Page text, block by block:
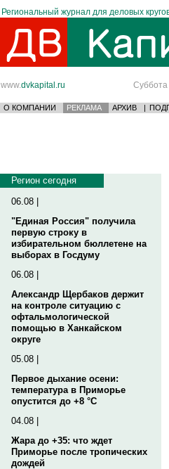
Региональный журнал для деловых
www.dvkapital.ru Суббота
О КОМПАНИИ РЕКЛАМА АРХИВ |
Регион сегодня
06.08 |
"Единая Россия" получила
первую строку в
избирательном бюллетене на
выборах в Госдуму
06.08 |
Александр Щербаков держит
на контроле ситуацию с
офтальмологической
помощью в Ханкайском
округе
05.08 |
Первое дыхание осени:
температура в Приморье
опустится до +8 °C
04.08 |
Жара до +35: что ждет
Приморье после тропических
дождей